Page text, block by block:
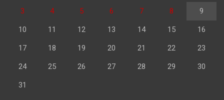
3 4 5 6 7 8 9
10 11 12 13 14 15 16
17 18 19 20 21 22 23
24 25 26 27 28 29 30
31